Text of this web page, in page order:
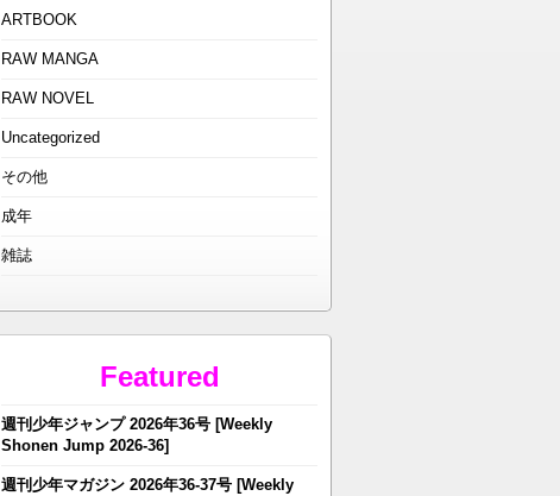
ARTBOOK
RAW MANGA
RAW NOVEL
Uncategorized
その他
成年
雑誌
Featured
週刊少年ジャンプ 2026年36号 [Weekly
Shonen Jump 2026-36]
週刊少年マガジン 2026年36-37号 [Weekly